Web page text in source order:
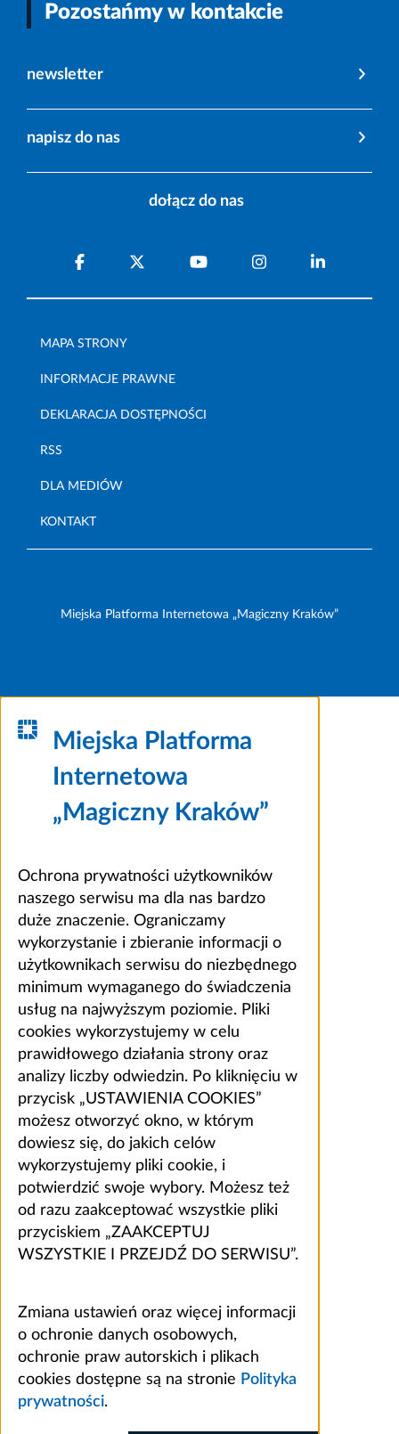
Pozostańmy w kontakcie
newsletter
napisz do nas
dołącz do nas
MAPA STRONY
INFORMACJE PRAWNE
DEKLARACJA DOSTĘPNOŚCI
RSS
DLA MEDIÓW
KONTAKT
Miejska Platforma Internetowa „Magiczny Kraków”
Miejska Platforma
Internetowa
„Magiczny Kraków”
Ochrona prywatności użytkowników
naszego serwisu ma dla nas bardzo
duże znaczenie. Ograniczamy
wykorzystanie i zbieranie informacji o
użytkownikach serwisu do niezbędnego
minimum wymaganego do świadczenia
usług na najwyższym poziomie. Pliki
cookies wykorzystujemy w celu
prawidłowego działania strony oraz
analizy liczby odwiedzin. Po kliknięciu w
przycisk „USTAWIENIA COOKIES”
możesz otworzyć okno, w którym
dowiesz się, do jakich celów
wykorzystujemy pliki cookie, i
potwierdzić swoje wybory. Możesz też
od razu zaakceptować wszystkie pliki
przyciskiem „ZAAKCEPTUJ
WSZYSTKIE I PRZEJDŹ DO SERWISU”.
Zmiana ustawień oraz więcej informacji
o ochronie danych osobowych,
ochronie praw autorskich i plikach
cookies dostępne są na stronie Polityka
prywatności.